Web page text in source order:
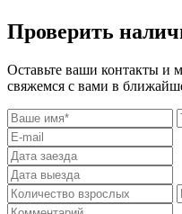
Проверить
Оставьте ваши контакты и
свяжемся с вами в